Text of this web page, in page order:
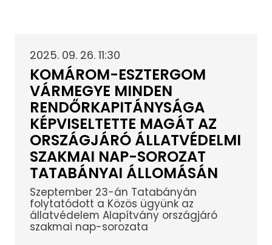
2025. 09. 26. 11:30
KOMÁROM-ESZTERGOM
VÁRMEGYE MINDEN
RENDŐRKAPITÁNYSÁGA
KÉPVISELTETTE MAGÁT AZ
ORSZÁGJÁRÓ ÁLLATVÉDELMI
SZAKMAI NAP-SOROZAT
TATABÁNYAI ÁLLOMÁSÁN
Szeptember 23-án Tatabányán
folytatódott a Közös ügyünk az
állatvédelem Alapítvány országjáró
szakmai nap-sorozata